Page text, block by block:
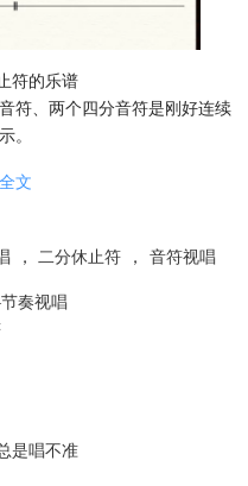
符的乐谱
符、两个四分音符是刚好连续
。
的乐谱
两拍中输出，就必须用到休止符
文
， 二分休止符 ， 音符视唱
奏视唱
是唱不准